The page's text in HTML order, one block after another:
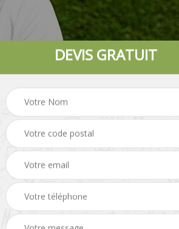
Tonte et réfection de
DEVIS GRATUIT